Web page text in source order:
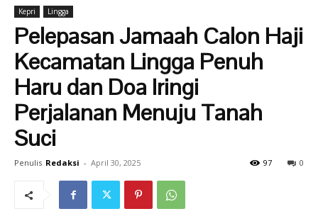
Kepri Lingga
Pelepasan Jamaah Calon Haji
Kecamatan Lingga Penuh
Haru dan Doa Iringi
Perjalanan Menuju Tanah
Suci
Penulis Redaksi - April 30, 2025 0
97